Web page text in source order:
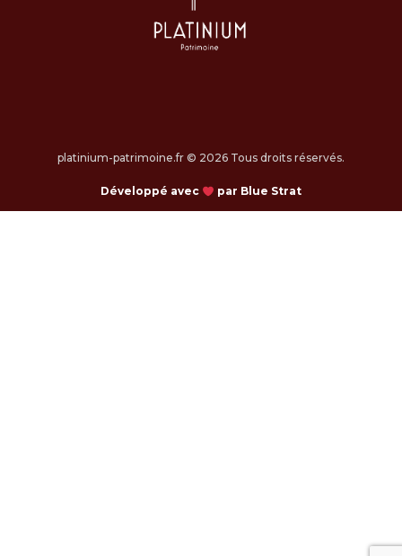
platinium-patrimoine.fr © 2026 Tous droits réservés.
Développé avec par Blue Strat